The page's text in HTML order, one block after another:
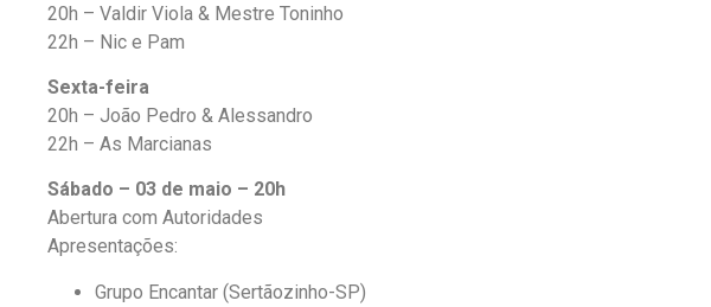
20h – Valdir Viola & Mestre Toninho
22h – Nic e Pam
Sexta-feira
20h – João Pedro & Alessandro
22h – As Marcianas
Sábado – 03 de maio – 20h
Abertura com Autoridades
Apresentações:
Grupo Encantar (Sertãozinho-SP)